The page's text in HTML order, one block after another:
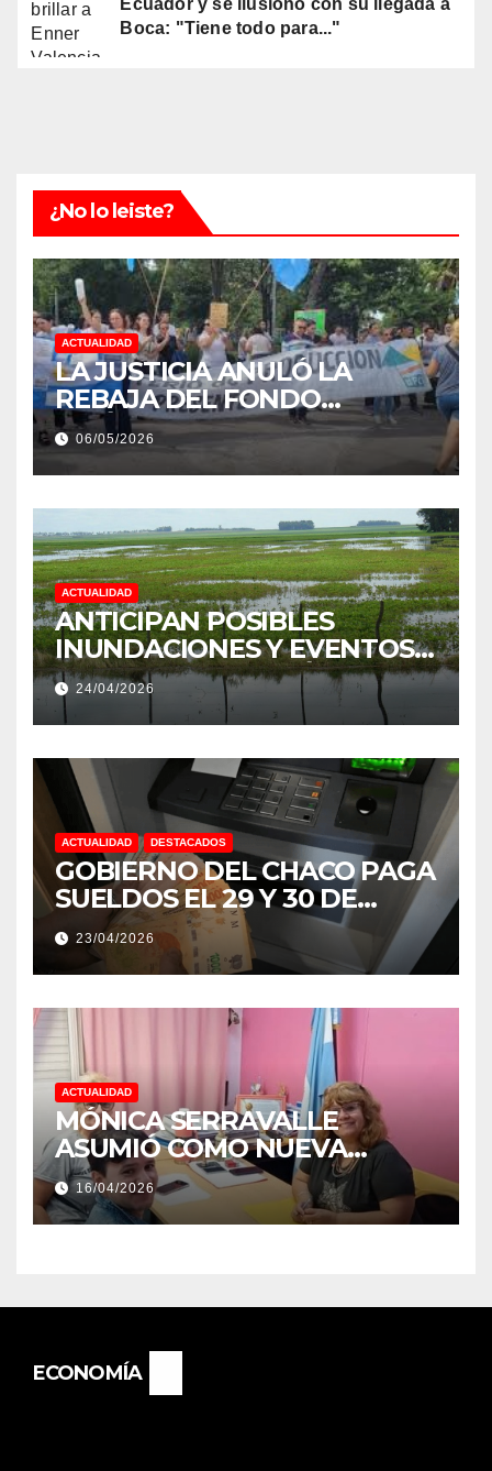
Ecuador y se ilusionó con su llegada a
Boca: "Tiene todo para..."
¿No lo leiste?
ACTUALIDAD
LA JUSTICIA ANULÓ LA
REBAJA DEL FONDO
ESTÍMULO A EMPLEADOS DE
PRODUCCIÓN DE LA
PROVINCIA DEL CHACO
06/05/2026
ACTUALIDAD
ANTICIPAN POSIBLES
INUNDACIONES Y EVENTOS
EXTREMOS: “PODRÍA SER UN
NIÑO MUY IMPORTANTE”
24/04/2026
ACTUALIDAD DESTACADOS
GOBIERNO DEL CHACO PAGA
SUELDOS EL 29 Y 30 DE
ABRIL, CON EL 2% DE
AUMENTO
23/04/2026
ACTUALIDAD
MÓNICA SERRAVALLE
ASUMIÓ COMO NUEVA
DIRECTORA DEL E.E.S. N° 82
«RENÉ FAVALORO» DE
BASAIL.
16/04/2026
ECONOMÍA